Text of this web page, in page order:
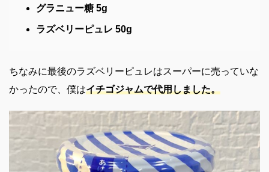
グラニュー糖 5g
ラズベリーピュレ 50g
ちなみに最後のラズベリーピュレはスーパーに売っていな
かったので、僕はイチゴジャムで代用しました。